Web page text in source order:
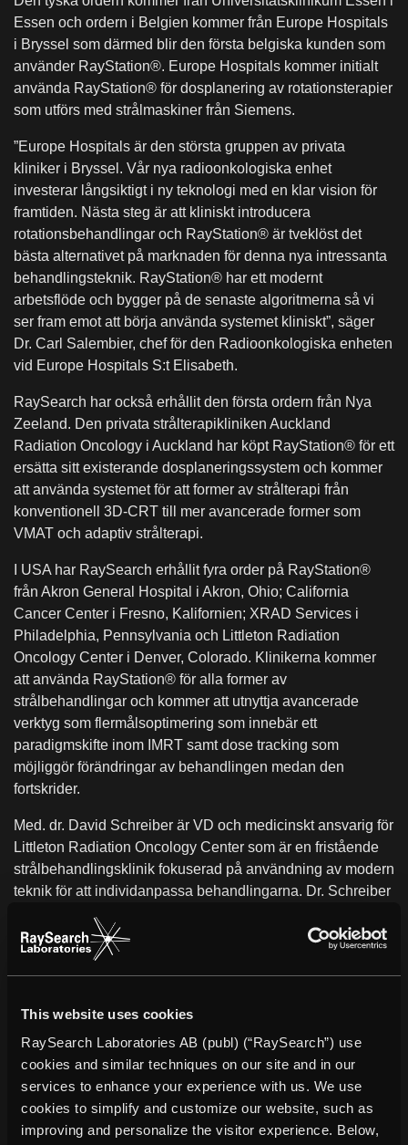
This website uses cookies
RaySearch Laboratories AB (publ) (“RaySearch”) use
cookies and similar techniques on our site and in our
services to enhance your experience with us. We use
cookies to simplify and customize our website, such as
improving and personalize the visitor experience. Below,
Essen och ordern i Belgien kommer från Europe Hospitals
i Bryssel som därmed blir den första belgiska kunden som
använder RayStation®. Europe Hospitals kommer initialt
använda RayStation® för dosplanering av rotationsterapier
som utförs med strålmaskiner från Siemens.
”Europe Hospitals är den största gruppen av privata
kliniker i Bryssel. Vår nya radioonkologiska enhet
investerar långsiktigt i ny teknologi med en klar vision för
framtiden. Nästa steg är att kliniskt introducera
rotationsbehandlingar och RayStation® är tveklöst det
bästa alternativet på marknaden för denna nya intressanta
behandlingsteknik. RayStation® har ett modernt
arbetsflöde och bygger på de senaste algoritmerna så vi
ser fram emot att börja använda systemet kliniskt”, säger
Dr. Carl Salembier, chef för den Radioonkologiska enheten
vid Europe Hospitals S:t Elisabeth.
RaySearch har också erhållit den första ordern från Nya
Zeeland. Den privata strålterapikliniken Auckland
Radiation Oncology i Auckland har köpt RayStation® för ett
ersätta sitt existerande dosplaneringssystem och kommer
att använda systemet för att former av strålterapi från
konventionell 3D-CRT till mer avancerade former som
VMAT och adaptiv strålterapi.
I USA har RaySearch erhållit fyra order på RayStation®
från Akron General Hospital i Akron, Ohio; California
Cancer Center i Fresno, Kalifornien; XRAD Services i
Philadelphia, Pennsylvania och Littleton Radiation
Oncology Center i Denver, Colorado. Klinikerna kommer
att använda RayStation® för alla former av
strålbehandlingar och kommer att utnyttja avancerade
verktyg som flermålsoptimering som innebär ett
paradigmskifte inom IMRT samt dose tracking som
möjliggör förändringar av behandlingen medan den
fortskrider.
Med. dr. David Schreiber är VD och medicinskt ansvarig för
Littleton Radiation Oncology Center som är en fristående
strålbehandlingsklinik fokuserad på användning av modern
teknik för att individanpassa behandlingarna. Dr. Schreiber
dosplaneringssystemet gör att Littleton Radiation Oncology
blir den första kliniken i Colorado som kan erbjuda
fyrdimensionell dosplanering vilket ger oss möjligheten att
behandlingen baserat på utfallet varje dag. Det här leder till
än lägre doser till friska organ nära tumören vilket
signifikant borde minska risken för biverkningar”.
Johan Löf, VD för RaySearch tillägger: “Vi är övertygade
om att RayStation är det ledande dosplaneringssystemet